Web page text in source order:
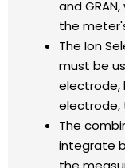
and
the
The Ion
must be
electrode,
electrode,
The
integrate